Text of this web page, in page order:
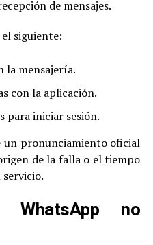
de mensajes.
el siguiente:
la mensajería.
con la aplicación.
para iniciar sesión.
un pronunciamiento oficial
de la falla o el tiempo
no